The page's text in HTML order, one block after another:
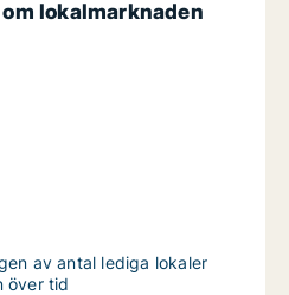
lokalmarknaden
av antal lediga lokaler
över tid